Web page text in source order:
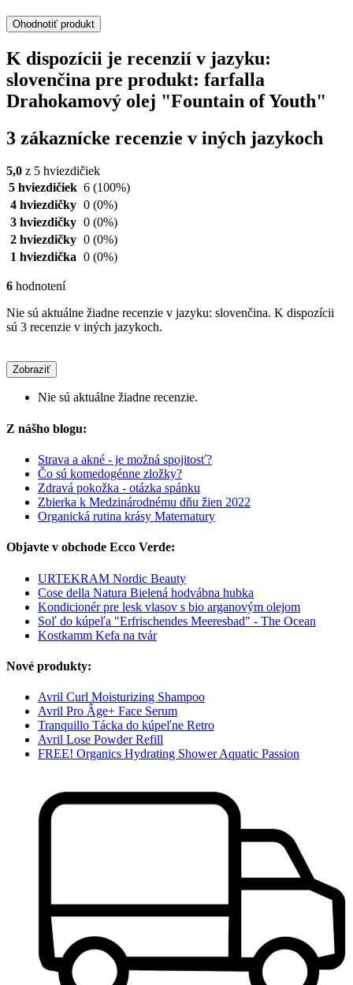
Ohodnotiť produkt
K dispozícii je recenzií v jazyku:
slovenčina pre produkt: farfalla
Drahokamový olej "Fountain of Youth"
3 zákaznícke recenzie v iných jazykoch
5,0 z 5 hviezdičiek
5 hviezdičiek 6 (100%)
4 hviezdičky 0 (0%)
3 hviezdičky 0 (0%)
2 hviezdičky 0 (0%)
1 hviezdička 0 (0%)
6 hodnotení
Nie sú aktuálne žiadne recenzie v jazyku: slovenčina. K dispozícii
sú 3 recenzie v iných jazykoch.
Zobraziť
Nie sú aktuálne žiadne recenzie.
Z nášho blogu:
Strava a akné - je možná spojitosť?
Čo sú komedogénne zložky?
Zdravá pokožka - otázka spánku
Zbierka k Medzinárodnému dňu žien 2022
Organická rutina krásy Maternatury
Objavte v obchode Ecco Verde:
URTEKRAM Nordic Beauty
Cose della Natura Bielená hodvábna hubka
Kondicionér pre lesk vlasov s bio arganovým olejom
Soľ do kúpeľa "Erfrischendes Meeresbad" - The Ocean
Kostkamm Kefa na tvár
Nové produkty:
Avril Curl Moisturizing Shampoo
Avril Pro Âge+ Face Serum
Tranquillo Tácka do kúpeľne Retro
Avril Lose Powder Refill
FREE! Organics Hydrating Shower Aquatic Passion